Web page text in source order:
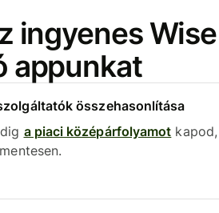
ingyenes Wise
appunkat
összehasonlítása
a piaci középárfolyamot kapod,